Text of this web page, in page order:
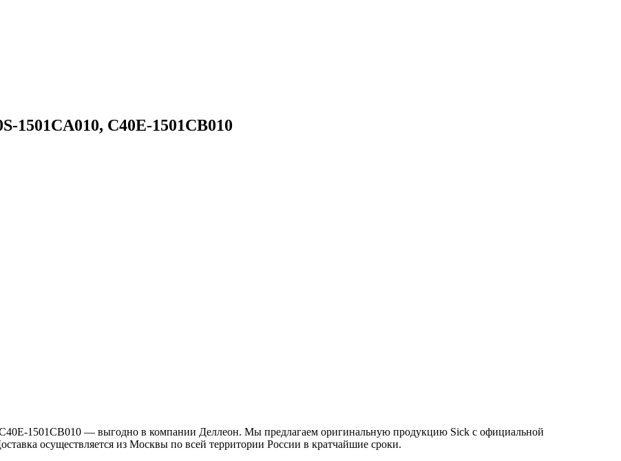
1501CA010, C40E-1501CB010
C40E-1501CB010 — выгодно в компании Деллеон. Мы предлагаем оригинальную продукцию Sick с официальной
осуществляется из Москвы по всей территории России в кратчайшие сроки.